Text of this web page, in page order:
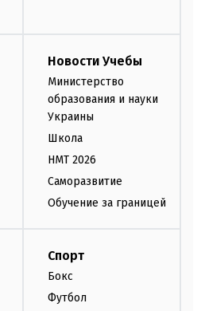
Новости Учебы
Министерство
образования и науки
Украины
Школа
НМТ 2026
Саморазвитие
Обучение за границей
Спорт
Бокс
Футбол